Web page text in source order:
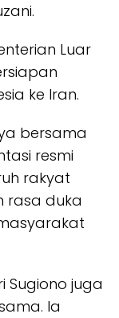
Luar
ke Iran.
bersama
resmi
rakyat
rasa duka
Sugiono juga
Ia